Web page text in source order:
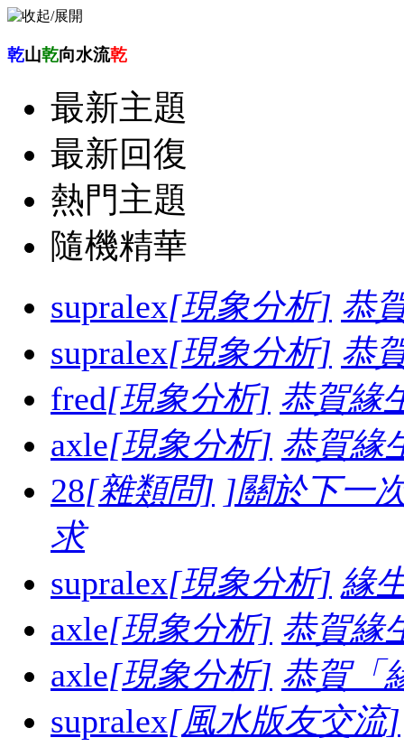
乾山乾向水流乾
最新主題
最新回復
熱門主題
隨機精華
supralex[現象分析] 恭
supralex[現象分析] 恭
fred[現象分析] 恭賀緣
axle[現象分析] 恭賀緣
28[雜類問] ]關於下一
求
supralex[現象分析] 緣
axle[現象分析] 恭賀緣
axle[現象分析] 恭賀「
supralex[風水版友交流]